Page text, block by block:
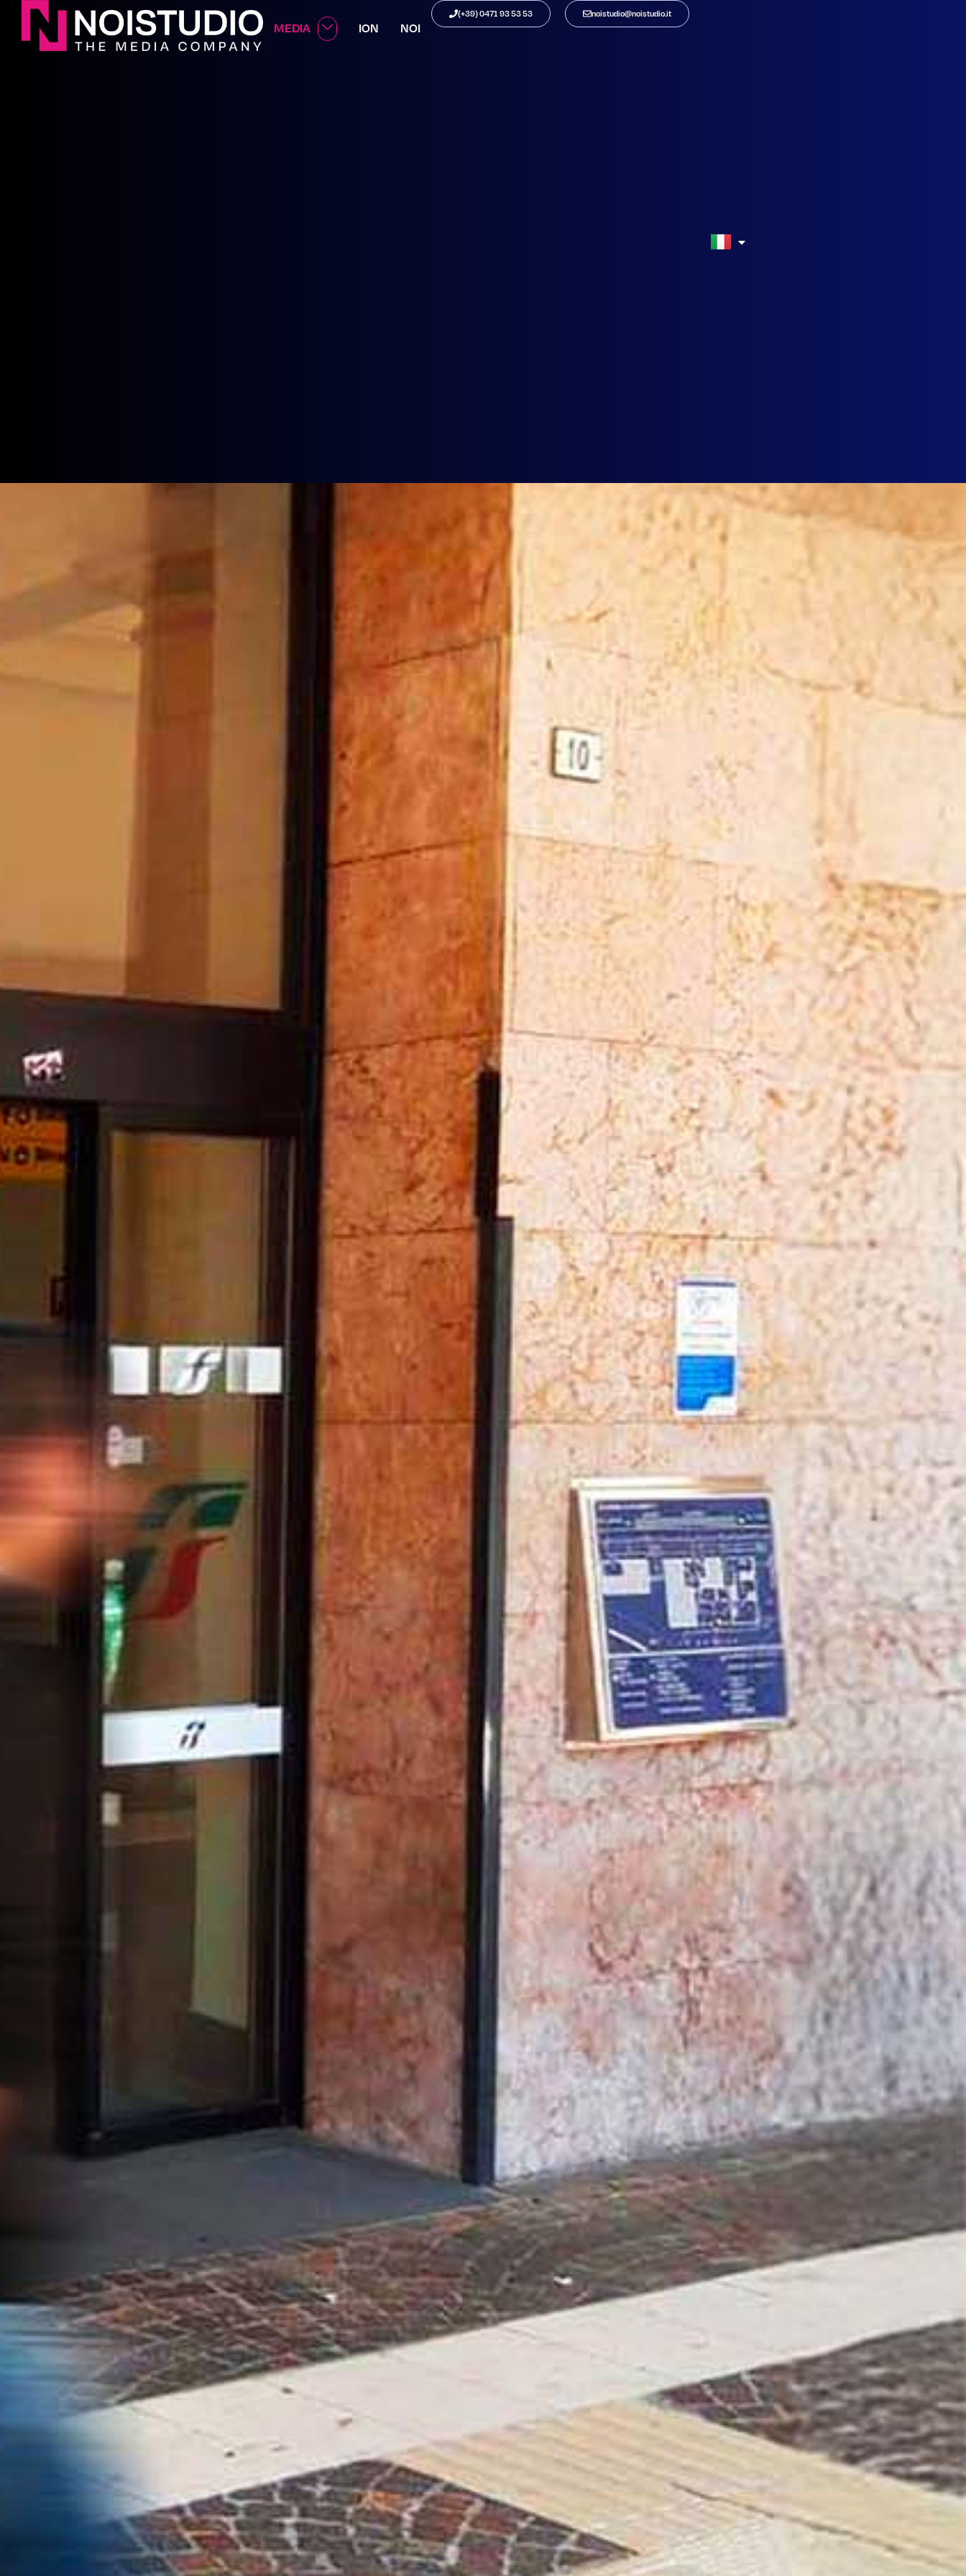
MEDIA ION NOI
(+39) 0471 93 53 53 noistudio@noistudio.it
DIGITAL STATION